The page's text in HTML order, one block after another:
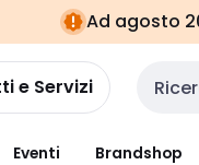
Ad agosto
e Servizi Cerca
Eventi Brandshop